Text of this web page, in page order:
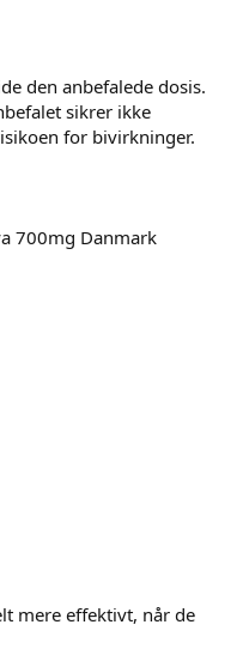
den anbefalede dosis.
sikrer ikke
for bivirkninger.
700mg Danmark
mere effektivt, når de